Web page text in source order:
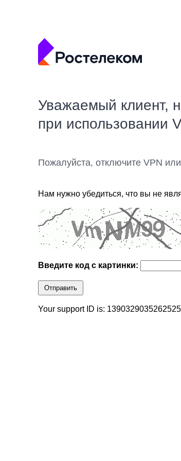
Уважаемый клиент,
при использовании
Пожалуйста, отключите VPN
Нам нужно убедиться, что вы не
Введите код с картинки:
Отправить
Your support ID is: